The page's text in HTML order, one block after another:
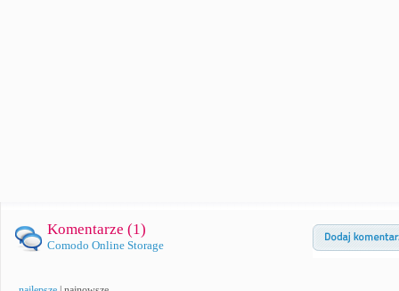
Komentarze (1)
Comodo Online Storage